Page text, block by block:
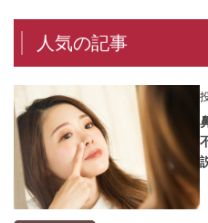
人気の記事